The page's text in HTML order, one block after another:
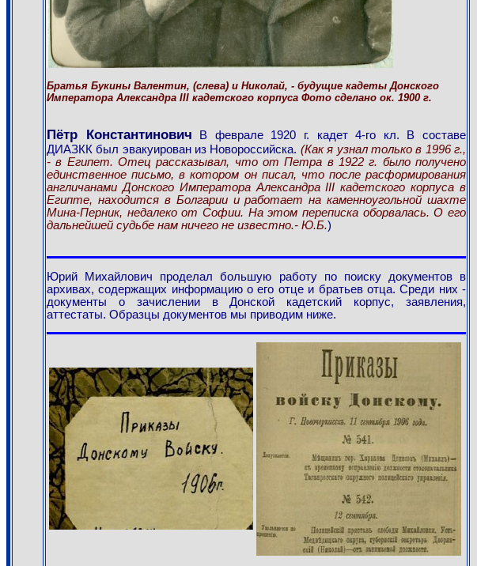
Братья Букины Валентин, (слева) и Николай, - будущие кадеты Донского
Императора Александра III кадетского корпуса Фото сделано ок. 1900 г.
Пётр Константинович В феврале 1920 г. кадет 4-го кл. В составе
ДИАЗКК был эвакуирован из Новороссийска. (Как я узнал только в 1996 г.,
- в Египет. Отец рассказывал, что от Петра в 1922 г. было получено
единственное письмо, в котором он писал, что после расформирования
англичанами Донского Императора Александра III кадетского корпуса в
Египте, находится в Болгарии и работает на каменноугольной шахте
Мина-Перник, недалеко от Софии. На этом переписка оборвалась. О его
дальнейшей судьбе нам ничего не известно.- Ю.Б.)
Юрий Михайлович проделал большую работу по поиску документов в
архивах, содержащих информацию о его отце и братьев отца. Среди них -
документы о зачислении в Донской кадетский корпус, заявления,
аттестаты. Образцы документов мы приводим ниже.